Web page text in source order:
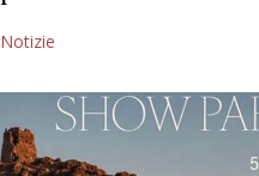
Notizie